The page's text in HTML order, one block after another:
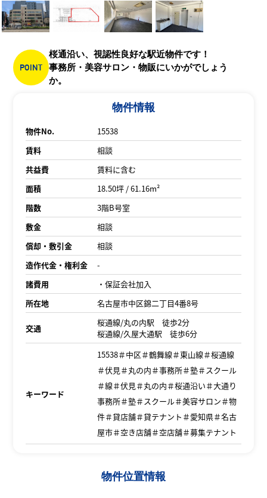
POINT
桜通沿い、視認性良好な駅近物件です！
事務所・美容サロン・物販にいかがでしょう
か。
物件情報
物件No.
15538
賃料
相談
共益費
賃料に含む
面積
18.50坪 / 61.16m²
階数
3階B号室
敷金
相談
償却・敷引金
相談
造作代金・権利金
-
諸費用
・保証会社加入
所在地
名古屋市中区錦二丁目4番8号
交通
桜通線/丸の内駅 徒歩2分
桜通線/久屋大通駅 徒歩6分
キーワード
15538＃中区＃鶴舞線＃東山線＃桜通線
＃伏見＃丸の内＃事務所＃塾＃スクール
＃線＃伏見＃丸の内＃桜通沿い＃大通り
事務所＃塾＃スクール＃美容サロン＃物
件＃貸店舗＃貸テナント＃愛知県＃名古
屋市＃空き店舗＃空店舗＃募集テナント
物件位置情報